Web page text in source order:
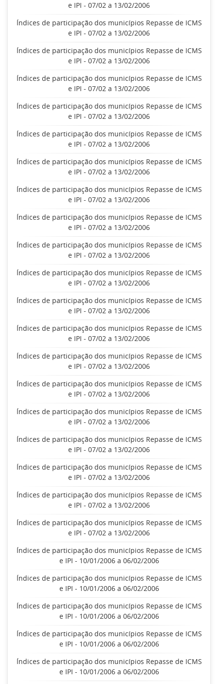
e IPI - 07/02 a 13/02/2006
Índices de participação dos municípios Repasse de ICMS
e IPI - 07/02 a 13/02/2006
Índices de participação dos municípios Repasse de ICMS
e IPI - 07/02 a 13/02/2006
Índices de participação dos municípios Repasse de ICMS
e IPI - 07/02 a 13/02/2006
Índices de participação dos municípios Repasse de ICMS
e IPI - 07/02 a 13/02/2006
Índices de participação dos municípios Repasse de ICMS
e IPI - 07/02 a 13/02/2006
Índices de participação dos municípios Repasse de ICMS
e IPI - 07/02 a 13/02/2006
Índices de participação dos municípios Repasse de ICMS
e IPI - 07/02 a 13/02/2006
Índices de participação dos municípios Repasse de ICMS
e IPI - 07/02 a 13/02/2006
Índices de participação dos municípios Repasse de ICMS
e IPI - 07/02 a 13/02/2006
Índices de participação dos municípios Repasse de ICMS
e IPI - 07/02 a 13/02/2006
Índices de participação dos municípios Repasse de ICMS
e IPI - 07/02 a 13/02/2006
Índices de participação dos municípios Repasse de ICMS
e IPI - 07/02 a 13/02/2006
Índices de participação dos municípios Repasse de ICMS
e IPI - 07/02 a 13/02/2006
Índices de participação dos municípios Repasse de ICMS
e IPI - 07/02 a 13/02/2006
Índices de participação dos municípios Repasse de ICMS
e IPI - 07/02 a 13/02/2006
Índices de participação dos municípios Repasse de ICMS
e IPI - 07/02 a 13/02/2006
Índices de participação dos municípios Repasse de ICMS
e IPI - 07/02 a 13/02/2006
Índices de participação dos municípios Repasse de ICMS
e IPI - 07/02 a 13/02/2006
Índices de participação dos municípios Repasse de ICMS
e IPI - 07/02 a 13/02/2006
Índices de participação dos municípios Repasse de ICMS
e IPI - 10/01/2006 a 06/02/2006
Índices de participação dos municípios Repasse de ICMS
e IPI - 10/01/2006 a 06/02/2006
Índices de participação dos municípios Repasse de ICMS
e IPI - 10/01/2006 a 06/02/2006
Índices de participação dos municípios Repasse de ICMS
e IPI - 10/01/2006 a 06/02/2006
Índices de participação dos municípios Repasse de ICMS
e IPI - 10/01/2006 a 06/02/2006